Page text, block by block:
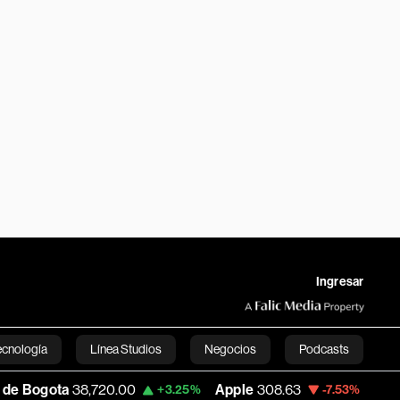
Ingresar
Línea Studios Negocios Podcasts
English
38,720.00 +3.25% Apple 308.63 -7.53% USD COP